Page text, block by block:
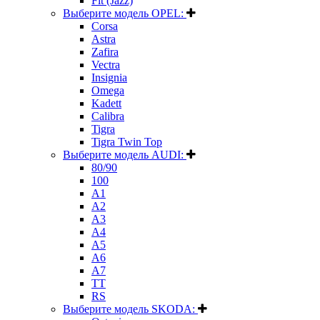
Выберите модель OPEL:
Corsa
Astra
Zafira
Vectra
Insignia
Omega
Kadett
Calibra
Tigra
Tigra Twin Top
Выберите модель AUDI:
80/90
100
A1
A2
A3
A4
A5
A6
A7
TT
RS
Выберите модель SKODA: